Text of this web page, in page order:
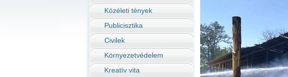
Közéleti tények
Publicisztika
Civilek
Környezetvédelem
Kreatív vita